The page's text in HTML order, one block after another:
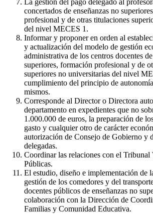
La gestión del pago delegado al
concertados de enseñanzas no
profesional y de otras titulaciones
del nivel MECES 1.
Informar y proponer en orden al
y actualización del modelo de gestión
administrativa de los centros docentes
superiores, formación profesional y de
superiores no universitarias del nivel
cumplimiento del principio de
mismos.
Corresponde al Director o Directora
departamento en expedientes que no
1.000.000 de euros, la preparación de
gasto y cualquier otro de carácter
autorización de Consejo de Gobierno y
delegadas.
Coordinar las relaciones con el Tribunal
Públicas.
El estudio, diseño e implementación de
gestión de los comedores y del
docentes públicos de enseñanzas no
colaboración con la Dirección de
Familias y Comunidad Educativa.